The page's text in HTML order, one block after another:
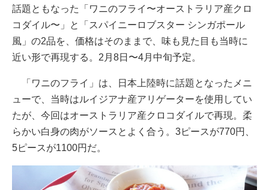
話題ともなった「ワニのフライ〜オーストラリア産クロ
コダイル〜」と「スパイニーロブスター シンガポール
風」の2品を、価格はそのままで、味も見た目も当時に
近い形で再現する。2月8日〜4月中旬予定。
「ワニのフライ」は、日本上陸時に話題となったメニ
ューで、当時はルイジアナ産アリゲーターを使用してい
たが、今回はオーストラリア産クロコダイルで再現。柔
らかい白身の肉がソースとよく合う。3ピースが770円、
5ピースが1100円だ。